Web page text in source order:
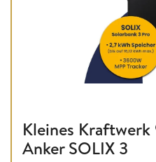
Kleines
Anker SOLIX 3